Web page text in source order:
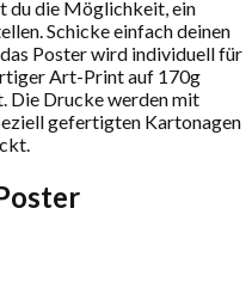
du die Möglichkeit, ein
Schicke einfach deinen
Poster wird individuell für
Art-Print auf 170g
Die Drucke werden mit
gefertigten Kartonagen